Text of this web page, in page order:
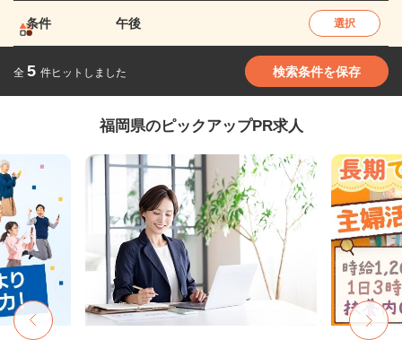
条件 午後 選択
全 5 件ヒットしました 検索条件を保存
福岡県のピックアップPR求人